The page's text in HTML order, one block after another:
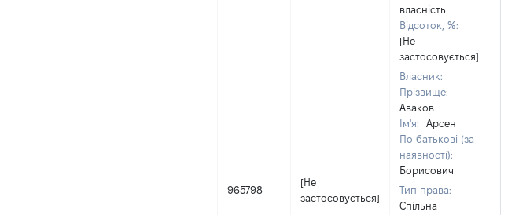
965798
[Не
застосовується]
власність
Відсоток, %:
[Не
застосовується]
Власник:
Прізвище:
Аваков
Ім'я:
Арсен
По батькові (за
наявності):
Борисович
Тип права:
Спільна